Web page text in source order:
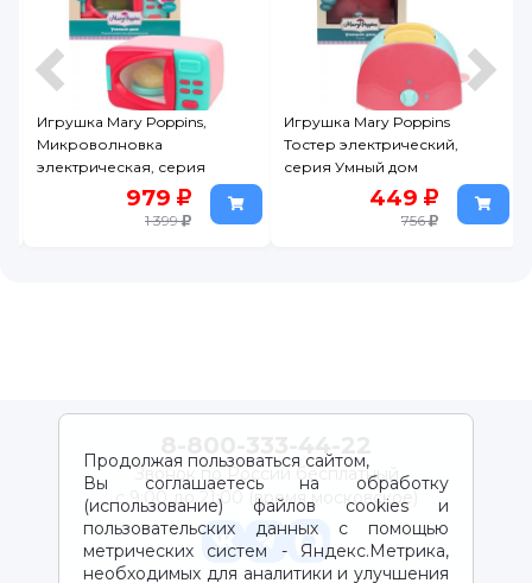
Игрушка Mary Poppins,
Микроволновка
электрическая, серия
979
1 399
Игрушка Mary Poppins
Тостер электрический,
серия Умный дом
449
756
Продолжая пользоваться сайтом,
Вы соглашаетесь на обработку
(использование) файлов cookies и
пользовательских данных с помощью
метрических систем - Яндекс.Метрика,
необходимых для аналитики и улучшения
Звонок по России бесплатный
с 9:00 до 21:00 (время московское)